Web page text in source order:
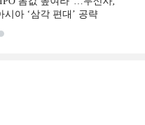
시아 ‘삼각 편대’ 공략